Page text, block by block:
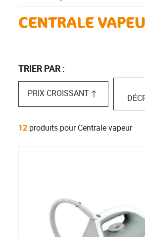
CENTRALE
TRIER PAR :
PRIX CROISSANT
12 produits pour Centrale vapeur